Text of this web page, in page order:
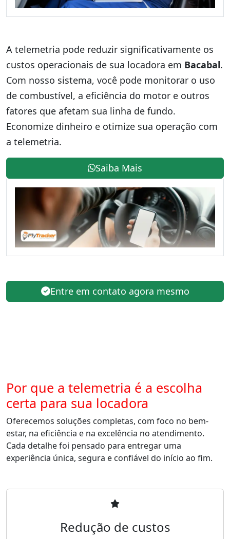
A telemetria pode reduzir significativamente os
custos operacionais de sua locadora em Bacabal.
Com nosso sistema, você pode monitorar o uso
de combustível, a eficiência do motor e outros
fatores que afetam sua linha de fundo.
Economize dinheiro e otimize sua operação com
a telemetria.
Saiba Mais
Entre em contato agora mesmo
Por que a telemetria é a escolha
certa para sua locadora
Oferecemos soluções completas, com foco no bem-
estar, na eficiência e na excelência no atendimento.
Cada detalhe foi pensado para entregar uma
experiência única, segura e confiável do início ao fim.
Redução de custos